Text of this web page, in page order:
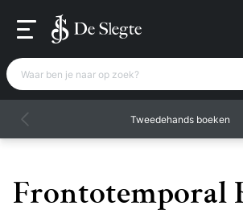
Waar ben je naar op zoek?
Tweedehands boeken
Frontotemporal